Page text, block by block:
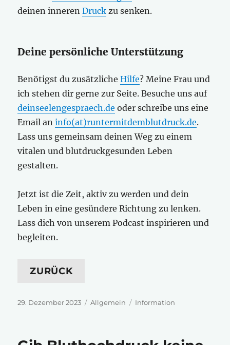
deinen innerenDruck zu senken.
Deine persönliche Unterstützung
Benötigst du zusätzlicheHilfe? Meine Frau und
ich stehen dir gerne zur Seite. Besuche uns auf
deinseelengespraech.de oder schreibe uns eine
Email aninfo(at)runtermitdemblutdruck.de.
Lass uns gemeinsam deinen Weg zu einem
vitalen und blutdruckgesunden Leben
gestalten.
Jetzt ist die Zeit, aktiv zu werden und dein
Leben in eine gesündere Richtung zu lenken.
Lass dich von unserem Podcast inspirieren und
begleiten.
ZURÜCK
Veröffentlicht
29. Dezember 2023 Kategorien
Allgemein Schlagwörter
Information